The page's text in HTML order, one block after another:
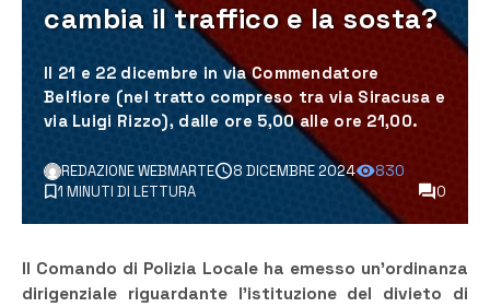
cambia il traffico e la sosta?
Il 21 e 22 dicembre in via Commendatore
Belfiore (nel tratto compreso tra via Siracusa e
via Luigi Rizzo), dalle ore 5,00 alle ore 21,00.
REDAZIONE WEBMARTE 8 DICEMBRE 2024
830
1 MINUTI DI LETTURA
0
Il Comando di Polizia Locale ha emesso un’ordinanza
dirigenziale riguardante l’istituzione del divieto di